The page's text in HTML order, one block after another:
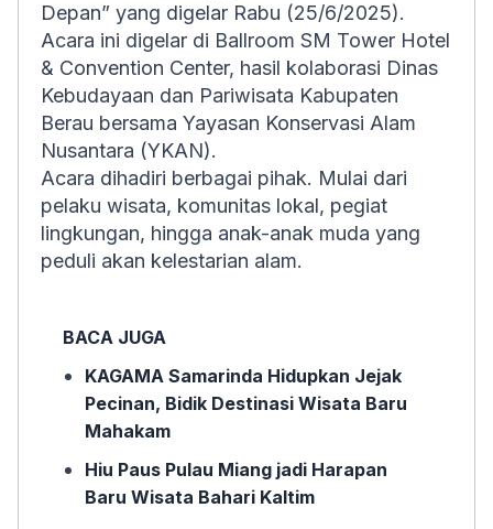
Depan” yang digelar Rabu (25/6/2025).
Acara ini digelar di Ballroom SM Tower Hotel
& Convention Center, hasil kolaborasi Dinas
Kebudayaan dan Pariwisata Kabupaten
Berau bersama Yayasan Konservasi Alam
Nusantara (YKAN).
Acara dihadiri berbagai pihak. Mulai dari
pelaku wisata, komunitas lokal, pegiat
lingkungan, hingga anak-anak muda yang
peduli akan kelestarian alam.
BACA JUGA
KAGAMA Samarinda Hidupkan Jejak
Pecinan, Bidik Destinasi Wisata Baru
Mahakam
Hiu Paus Pulau Miang jadi Harapan
Baru Wisata Bahari Kaltim